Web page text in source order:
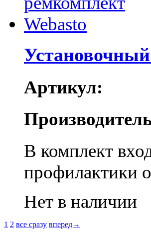
Артикул:
В комплект
профилактики
Нет в наличии
1 2 все сразу вперед→